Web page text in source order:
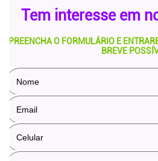
Tem interesse em
PREENCHA O FORMULÁRIO E
BREVE